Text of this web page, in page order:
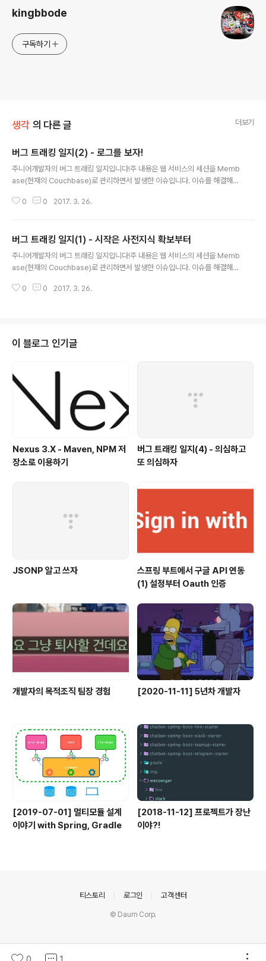
kingbbode
구독하기
생각 의 다른 글 더보기
버그 트래킹 일지(2) - 로그를 보자!
주니어개발자의 버그 트래킹 일지입니다!주 내용은 웹 서비스의 세션을 Memb
ase(현재의 Couchbase)로 관리하면서 발생한 이슈입니다. 이슈를 해결해
부터 버그 트래킹 일지(2) - 로그를 보자! 버그 트래킹 일지(3) - 임시방편보단
: 1.7.2Node4개노드당 Replica 2개노드당 할당 메모리 2GBBucket1개메
모리 8GB(노드당 메모리 * 노드 수)각 서버 스팩RAM 8GBHDD 30GBWE
B ServerSpring Boot Web Appli..
0 0 2017. 3. 26.
버그 트래킹 일지(1) - 시작은 사전지식 확보부터
주니어개발자의 버그 트래킹 일지입니다!주 내용은 웹 서비스의 세션을 Memb
ase(현재의 Couchbase)로 관리하면서 발생한 이슈입니다. 이슈를 해결해
부터 버그 트래킹 일지(2) - 로그를 보자! 버그 트래킹 일지(3) - 임시방편보단
모리 8GB(노드당 메모리 * 노드 수)각 서버 스팩RAM 8GBHDD 30GBWE
B ServerSpring Boot Web Appli..
0 0 2017. 3. 26.
이 블로그 인기글
Nexus 3.X - Maven, NPM 저
장소로 이용하기
버그 트래킹 일지(4) - 의심하고
또 의심하자
JSONP 알고 쓰자
스프링 부트에서 구글 API 연동
(1) 설정부터 Oauth 인증
개발자의 목적조직 팀장 경험 [2020-11-11] 5년차 개발자
[2019-07-01] 멀티모듈 설계
이야기 with Spring, Gradle
[2018-11-12] 프로젝트가 장난
이야?!
티스토리 로그인 고객센터
© Daum Corp.